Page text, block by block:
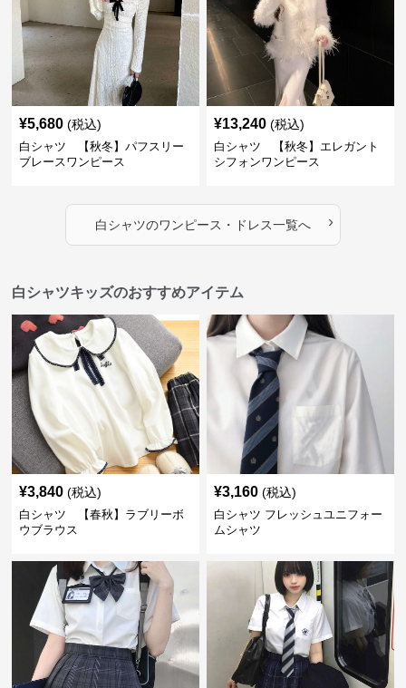
¥5,680 (税込)
白シャツ 【秋冬】パフスリー
ブレースワンピース
¥13,240 (税込)
白シャツ 【秋冬】エレガント
シフォンワンピース
白シャツのワンピース・ドレス一覧へ ›
白シャツキッズのおすすめアイテム
¥3,840 (税込)
白シャツ 【春秋】ラブリーボ
ウブラウス
¥3,160 (税込)
白シャツ フレッシュユニフォー
ムシャツ